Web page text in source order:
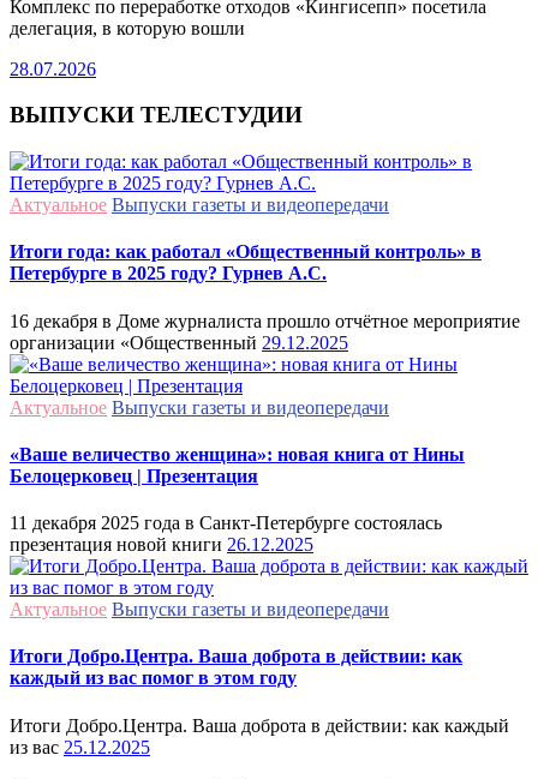
Комплекс по переработке отходов «Кингисепп» посетила
делегация, в которую вошли
28.07.2026
ВЫПУСКИ ТЕЛЕСТУДИИ
Актуальное Выпуски газеты и видеопередачи
Итоги года: как работал «Общественный контроль» в
Петербурге в 2025 году? Гурнев А.С.
16 декабря в Доме журналиста прошло отчётное мероприятие
организации «Общественный 29.12.2025
Актуальное Выпуски газеты и видеопередачи
«Ваше величество женщина»: новая книга от Нины
Белоцерковец | Презентация
11 декабря 2025 года в Санкт-Петербурге состоялась
презентация новой книги 26.12.2025
Актуальное Выпуски газеты и видеопередачи
Итоги Добро.Центра. Ваша доброта в действии: как
каждый из вас помог в этом году
Итоги Добро.Центра. Ваша доброта в действии: как каждый
из вас 25.12.2025